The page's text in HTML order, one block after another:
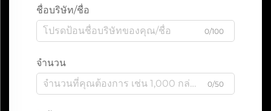
ชื่อบริษัท/ชื่อ
0/100
จำนวน
0/50